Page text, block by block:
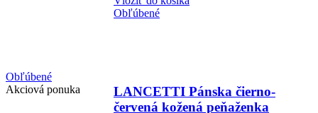
Obľúbené
Obľúbené
Akciová ponuka
LANCETTI Pánska čierno-
červená kožená peňaženka